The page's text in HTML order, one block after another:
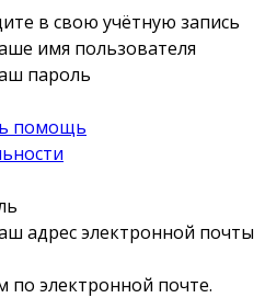
в свою учётную запись
имя пользователя
пароль
помощь
адрес электронной почты
по электронной почте.